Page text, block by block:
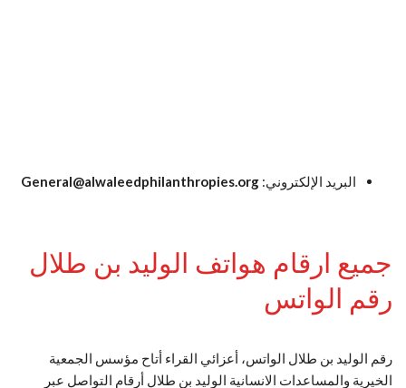
البريد الإلكتروني:
جميع ارقام هواتف الوليد بن طلال
رقم الواتس
رقم الوليد بن طلال الواتس، أعزائي القراء أتاح مؤسس الجمعية
الخيرية والمساعدات الانسانية الوليد بن طلال أرقام التواصل عبر